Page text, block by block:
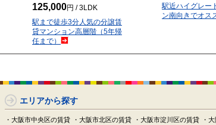
125,000円 / 3LDK
駅まで徒歩3分人気の分譲賃
貸マンション高層階（5年帰
任まで）
駅近ハイグレー
ン南向きでオス
エリアから探す
・大阪市中央区の賃貸 ・大阪市北区の賃貸 ・大阪市淀川区の賃貸
・